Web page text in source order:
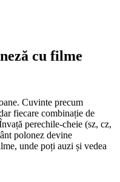
cu filme
Cuvinte precum
fiecare combinație de
perechile-cheie (sz, cz,
polonez devine
unde poți auzi și vedea